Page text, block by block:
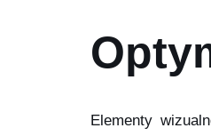
Elementy